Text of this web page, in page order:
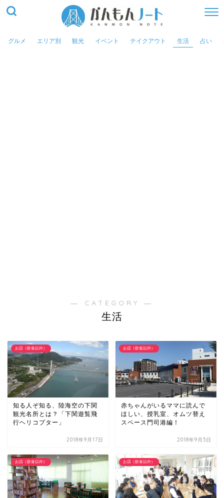
グルメ エリア別 観光 イベント テイクアウト 生活 占い
― CATEGORY ―
生活
お店（飲食以外）
知る人ぞ知る、陸海空の下関
観光名所とは？「下関遊覧飛
行ヘリコプター」
2018年9月17日
お店（飲食以外）
赤ちゃんがいるママに読んで
ほしい、授乳室、オムツ替え
スペース門司港編！
2018年9月5日
お店（飲食以外） お店（飲食以外）